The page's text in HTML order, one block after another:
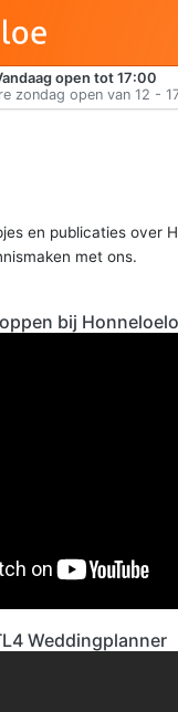
open tot 17:00
zondag open van 12 -
en publicaties over
met ons.
bij
Weddingplanner